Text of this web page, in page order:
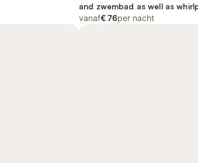
and zwembad as well as
vanaf€ 76per nacht